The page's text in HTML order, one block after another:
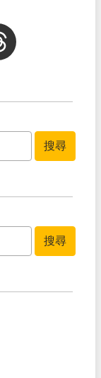
搜尋
搜尋